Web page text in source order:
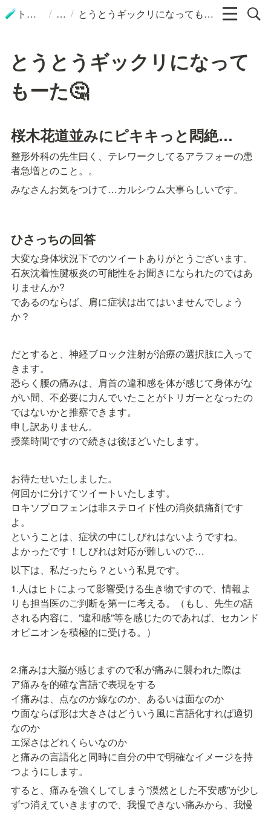
🧪 トップ / / とうとうギックリになってもーた🤔
とうとうギックリになって
もーた🤔
桜木花道並みにピキキっと悶絶…
整形外科の先生曰く、テレワークしてるアラフォーの患
者急増とのこと。。
みなさんお気をつけて…カルシウム大事らしいです。
ひさっちの回答
大変な身体状況下でのツイートありがとうございます。
石灰沈着性腱板炎の可能性をお聞きになられたのではあ
りませんか?
であるのならば、肩に症状は出てはいませんでしょう
か？
だとすると、神経ブロック注射が治療の選択肢に入って
きます。
恐らく腰の痛みは、肩首の違和感を体が感じて身体がな
がい間、不必要に力んでいたことがトリガーとなったの
ではないかと推察できます。
申し訳ありません。
授業時間ですので続きは後ほどいたします。
お待たせいたしました。
何回かに分けてツイートいたします。
ロキソプロフェンは非ステロイド性の消炎鎮痛剤です
よ。
ということは、症状の中にしびれはないようですね。
よかったです！しびれは対応が難しいので…
以下は、私だったら？という私見です。
1.人はヒトによって影響受ける生き物ですので、情報よ
りも担当医のご判断を第一に考える。（もし、先生の話
される内容に、”違和感”等を感じたのであれば、セカンド
オピニオンを積極的に受ける。）
2.痛みは大脳が感じますので私が痛みに襲われた際は
ア痛みを的確な言語で表現をする
イ痛みは、点なのか線なのか、あるいは面なのか
ウ面ならば形は大きさはどういう風に言語化すれば適切
なのか
エ深さはどれくらいなのか
と痛みの言語化と同時に自分の中で明確なイメージを持
つようにします。
すると、痛みを強くしてしまう”漠然とした不安感”が少し
ずつ消えていきますので、我慢できない痛みから、我慢